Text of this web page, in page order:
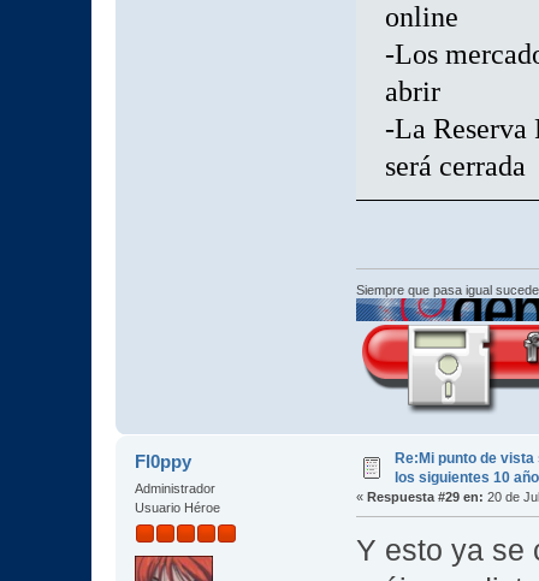
online
-Los
abrir
-La Reserva
será cerrada
Siempre que pasa igual
Fl0ppy
Administrador
Usuario Héroe
Re:Mi punto de
los siguientes 10
« Respuesta #29 en: 20 de
Y esto ya se